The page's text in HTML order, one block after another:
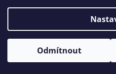
Odmítnout
Copyright 2026